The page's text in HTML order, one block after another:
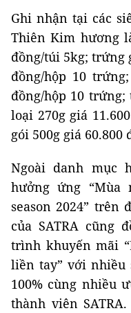
Ghi nhận tại các
Thiên Kim hương
đồng/túi 5kg; trứng
đồng/hộp 10
đồng/hộp 10
loại 270g giá
gói 500g giá 60.800
Ngoài danh mục
hưởng ứng “Mùa
season 2024” trên
của SATRA cũng
trình khuyến mãi
liền tay” với nhiều
100% cùng nhiều
thành viên